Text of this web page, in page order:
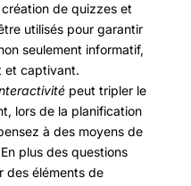
de quizzes et
utilisés pour garantir
seulement informatif,
et captivant.
peut tripler le
lors de la planification
à des moyens de
plus des questions
des éléments de